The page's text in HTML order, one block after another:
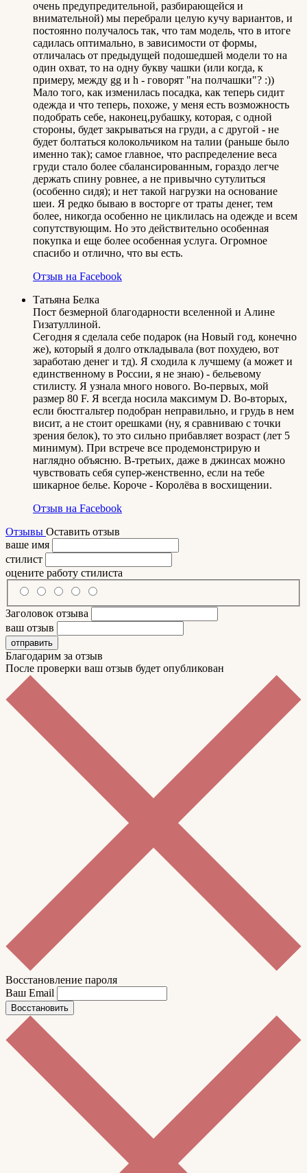
очень предупредительной, разбирающейся и
внимательной) мы перебрали целую кучу вариантов, и
постоянно получалось так, что там модель, что в итоге
садилась оптимально, в зависимости от формы,
отличалась от предыдущей подошедшей модели то на
один охват, то на одну букву чашки (или когда, к
примеру, между gg и h - говорят "на полчашки"? :))
Мало того, как изменилась посадка, как теперь сидит
одежда и что теперь, похоже, у меня есть возможность
подобрать себе, наконец,рубашку, которая, с одной
стороны, будет закрываться на груди, а с другой - не
будет болтаться колокольчиком на талии (раньше было
именно так); самое главное, что распределение веса
груди стало более сбалансированным, гораздо легче
держать спину ровнее, а не привычно сутулиться
(особенно сидя); и нет такой нагрузки на основание
шеи. Я редко бываю в восторге от траты денег, тем
более, никогда особенно не циклилась на одежде и всем
сопутствующим. Но это действительно особенная
покупка и еще более особенная услуга. Огромное
спасибо и отлично, что вы есть.
Отзыв на Facebook
Татьяна Белка
Пост безмерной благодарности вселенной и Алине
Гизатуллиной.
Сегодня я сделала себе подарок (на Новый год, конечно
же), который я долго откладывала (вот похудею, вот
заработаю денег и тд). Я сходила к лучшему (а может и
единственному в России, я не знаю) - бельевому
стилисту. Я узнала много нового. Во-первых, мой
размер 80 F. Я всегда носила максимум D. Во-вторых,
если бюстгальтер подобран неправильно, и грудь в нем
висит, а не стоит орешками (ну, я сравниваю с точки
зрения белок), то это сильно прибавляет возраст (лет 5
минимум). При встрече все продемонстрирую и
наглядно объясню. В-третьих, даже в джинсах можно
чувствовать себя супер-женственно, если на тебе
шикарное белье. Короче - Королёва в восхищении.
Отзыв на Facebook
Отзывы Оставить отзыв
ваше имя
стилист
оцените работу стилиста
Заголовок отзыва
ваш отзыв
отправить
Благодарим за отзыв
После проверки ваш отзыв будет опубликован
Восстановление пароля
Ваш Email
Восстановить